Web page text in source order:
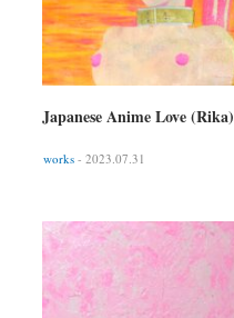
Japanese Anime Love (Rika)
works - 2023.07.31